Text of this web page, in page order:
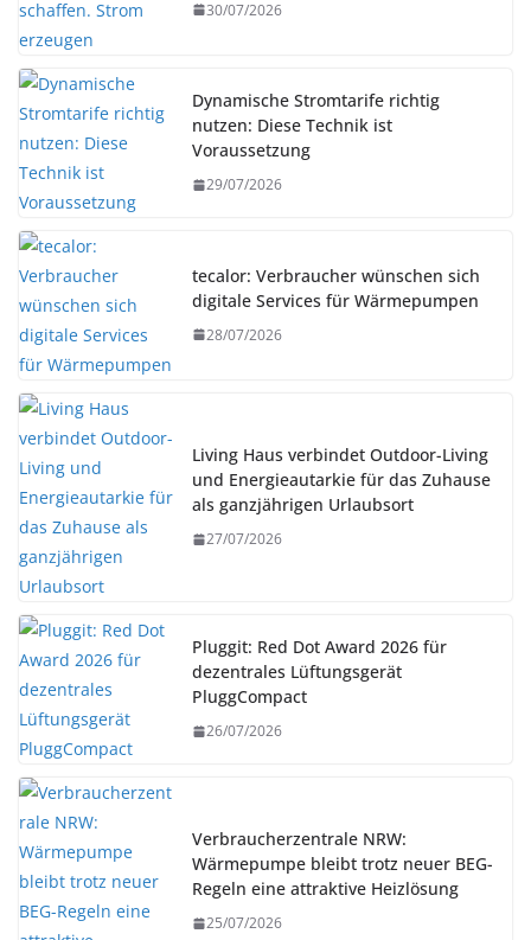
30/07/2026
Dynamische Stromtarife richtig
nutzen: Diese Technik ist
Voraussetzung
29/07/2026
tecalor: Verbraucher wünschen sich
digitale Services für Wärmepumpen
28/07/2026
Living Haus verbindet Outdoor-Living
und Energieautarkie für das Zuhause
als ganzjährigen Urlaubsort
27/07/2026
Pluggit: Red Dot Award 2026 für
dezentrales Lüftungsgerät
PluggCompact
26/07/2026
Verbraucherzentrale NRW:
Wärmepumpe bleibt trotz neuer BEG-
Regeln eine attraktive Heizlösung
25/07/2026